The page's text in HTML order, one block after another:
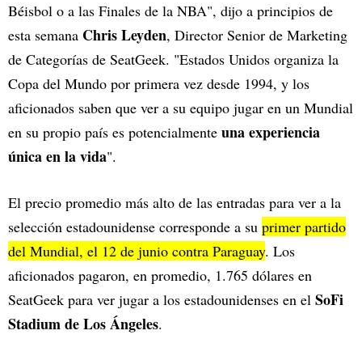
Béisbol o a las Finales de la NBA", dijo a principios de
esta semana Chris Leyden, Director Senior de Marketing
de Categorías de SeatGeek. "Estados Unidos organiza la
Copa del Mundo por primera vez desde 1994, y los
aficionados saben que ver a su equipo jugar en un Mundial
en su propio país es potencialmente una experiencia
única en la vida".
El precio promedio más alto de las entradas para ver a la
selección estadounidense corresponde a su primer partido
del Mundial, el 12 de junio contra Paraguay. Los
aficionados pagaron, en promedio, 1.765 dólares en
SeatGeek para ver jugar a los estadounidenses en el SoFi
Stadium de Los Ángeles.